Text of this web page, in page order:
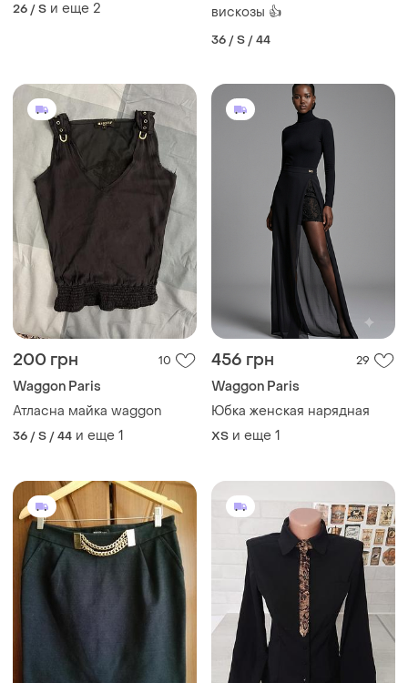
paris
26 / S и еще 2
вискозы 👍
36 / S / 44
200 грн 10
Waggon Paris
Атласна майка waggon
36 / S / 44 и еще 1
456 грн 29
Waggon Paris
Юбка женская нарядная
ХS и еще 1